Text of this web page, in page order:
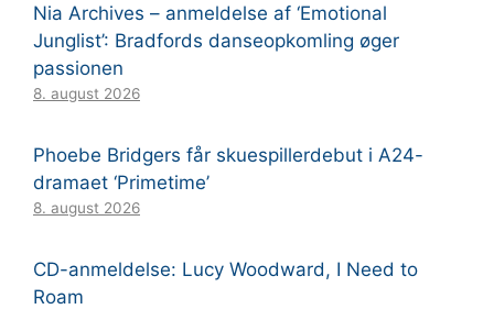
Nia Archives – anmeldelse af ‘Emotional
Junglist’: Bradfords danseopkomling øger
passionen
8. august 2026
Phoebe Bridgers får skuespillerdebut i A24-
dramaet ‘Primetime’
8. august 2026
CD-anmeldelse: Lucy Woodward, I Need to
Roam